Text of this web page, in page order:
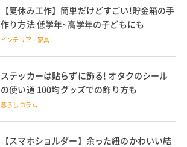
【夏休み工作】簡単だけどすごい!貯金箱の手
作り方法 低学年~高学年の子どもにも
インテリア・家具
ステッカーは貼らずに飾る! オタクのシール
の使い道 100均グッズでの飾り方も
暮らしコラム
【スマホショルダー】余った紐のかわいい結